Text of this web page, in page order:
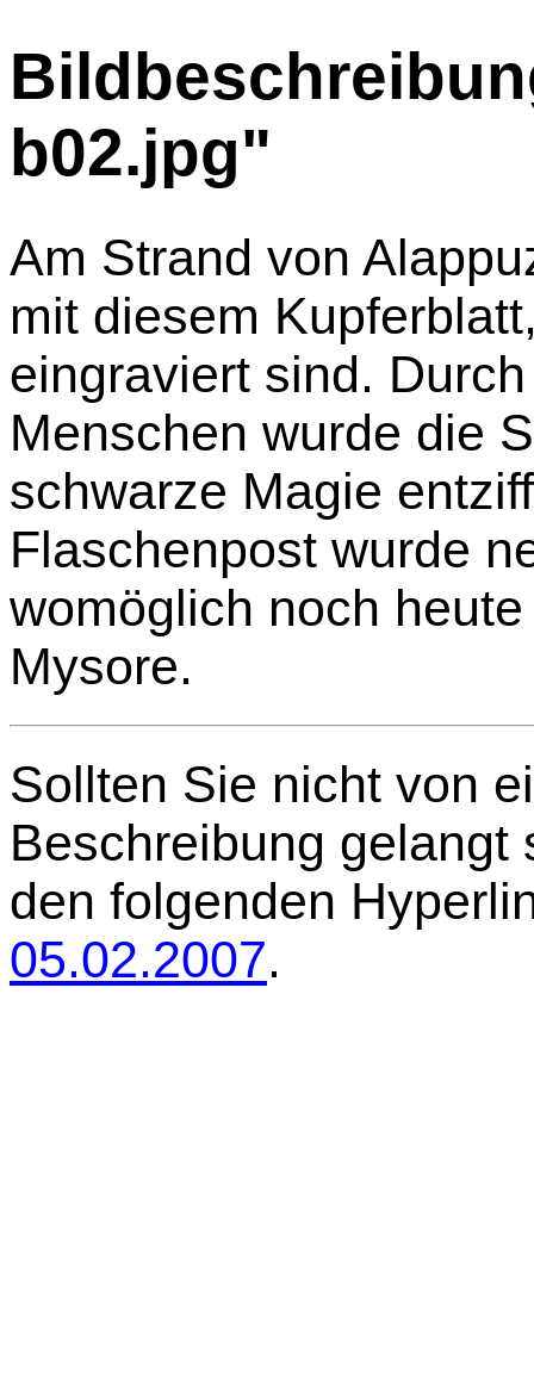
b02.jpg"
Am Strand von
mit diesem
eingraviert sind.
Menschen wurde die
schwarze Magie
Flaschenpost wurde
womöglich noch
Mysore.
Sollten Sie nicht von
Beschreibung
den folgenden
05.02.2007.